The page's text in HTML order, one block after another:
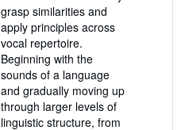
grasp similarities and
apply principles across
vocal repertoire.
Beginning with the
sounds of a language
and gradually moving up
through larger levels of
linguistic structure, from